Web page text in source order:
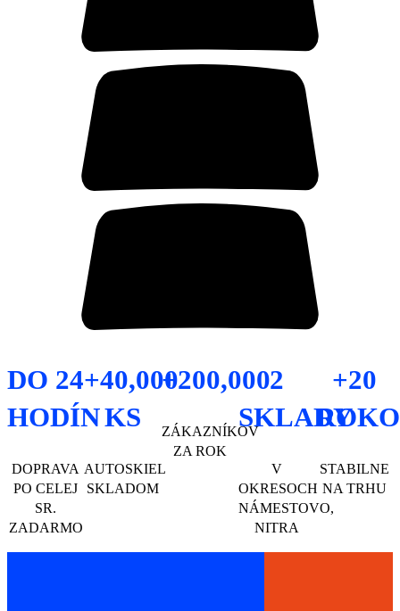
DO 24
HODÍN
DOPRAVA
PO CELEJ
SR.
ZADARMO
+40,000
KS
AUTOSKIEL
SKLADOM
+200,000
ZÁKAZNÍKOV
ZA ROK
2
SKLADY
V
OKRESOCH
NÁMESTOVO,
NITRA
+20
STABILNE
NA TRHU